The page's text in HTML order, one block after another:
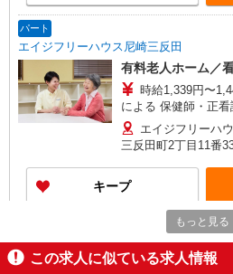
パート
エイジフリーハウス尼崎三反田
有料老人ホーム／
時給1,339円〜
による 保健師・正
時給1,339円 〇時間
〇年末年始勤務手当
18:00〜20:00は時給
エイジフリーハ
三反田町2丁目11番
キープ
ベルサンテ株式会社 大阪本社
看護師/時給2000
もっと見る
この求人に似ている求人情報